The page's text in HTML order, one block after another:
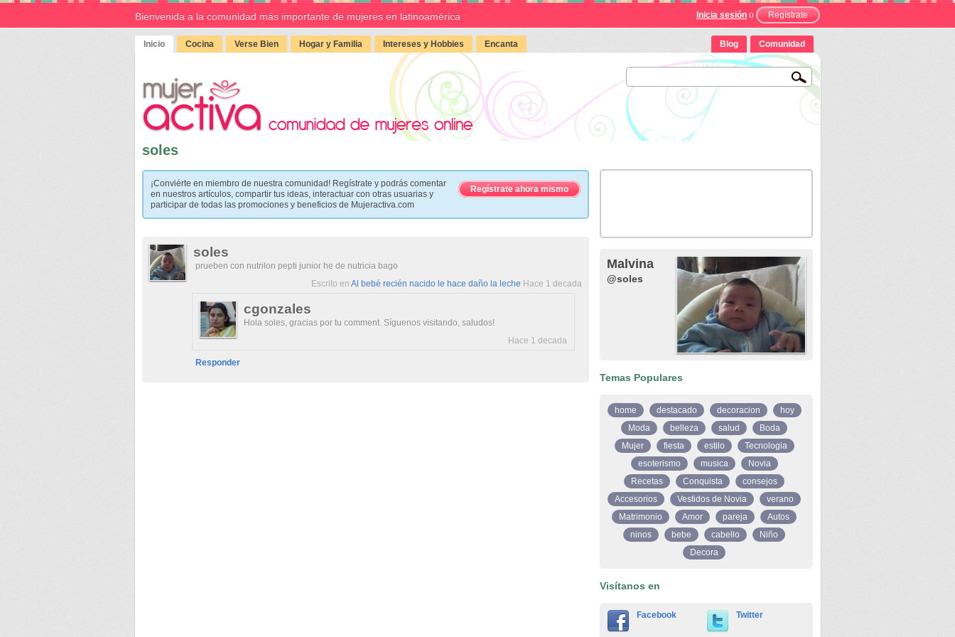
Bienvenida a la comunidad más importante de mujeres en latinoamérica Inicia sesión o Regístrate
Inicio Cocina Verse Bien Hogar y Familia Intereses y Hobbies Encanta Blog Comunidad
soles
¡Conviérte en miembro de nuestra comunidad! Regístrate y podrás comentar
en nuestros artículos, compartir tus ideas, interactuar con otras usuarias y
participar de todas las promociones y beneficios de Mujeractiva.com
Regístrate ahora mismo
soles
prueben con nutrilon pepti junior he de nutricia bago
Escrito en Al bebé recién nacido le hace daño la leche Hace 1 decada
cgonzales
Hola soles, gracias por tu comment. Síguenos visitando, saludos!
Hace 1 decada
Responder
Malvina
@soles
Temas Populares
home destacado decoracion
hoy
Moda
belleza salud
Boda
Mujer
fiesta estilo
Tecnologia
esoterismo
musica
Novia
Recetas
Conquista
consejos
Accesorios
Vestidos de Novia
verano
Matrimonio
Amor pareja
Autos
ninos
bebe cabello
Niño
Decora
Visítanos en
Facebook Twitter